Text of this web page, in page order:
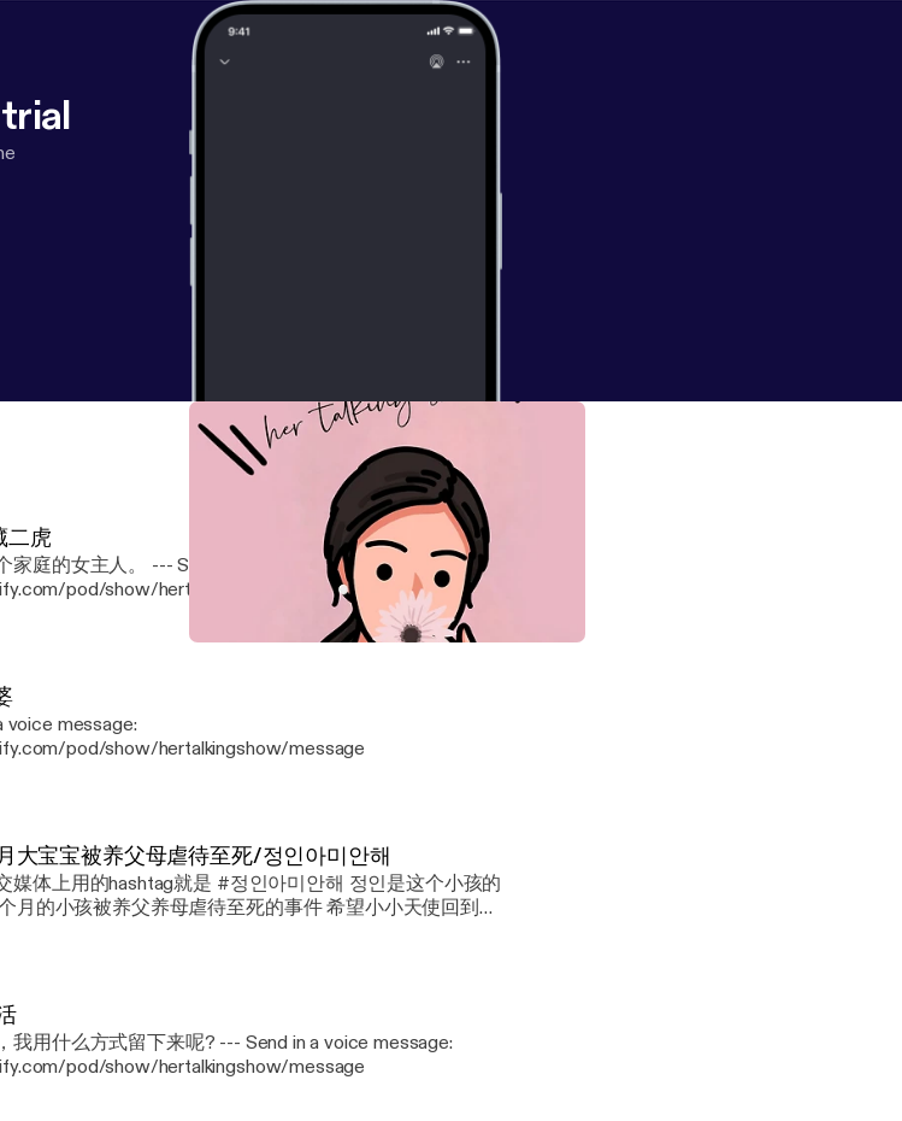
二虎
Send in a voice message:
pod/show/hertalkingshow/message
pod/show/hertalkingshow/message
大宝宝被养父母虐待至死/정인아미안해
就是 #정인아미안해 정인是这个小孩的
下来呢? --- Send in a voice message:
pod/show/hertalkingshow/message